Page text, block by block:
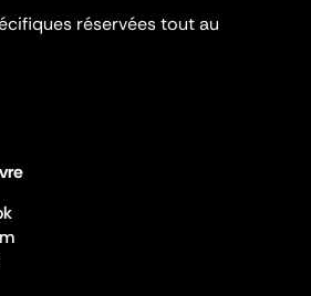
réservées tout au